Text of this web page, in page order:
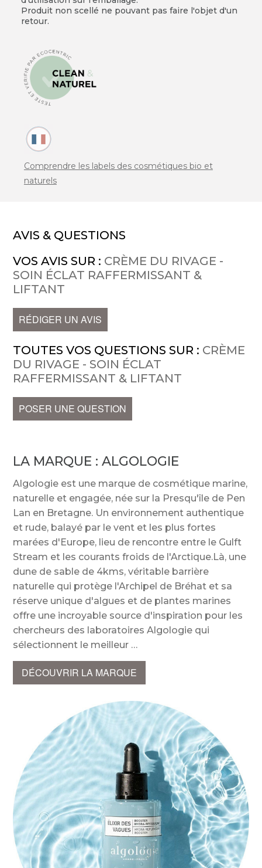
Produit non scellé ne pouvant pas faire l'objet d'un
retour.
Comprendre les labels des cosmétiques bio et
naturels
AVIS & QUESTIONS
VOS AVIS SUR : CRÈME DU RIVAGE -
SOIN ÉCLAT RAFFERMISSANT &
LIFTANT
RÉDIGER UN AVIS
TOUTES VOS QUESTIONS SUR : CRÈME
DU RIVAGE - SOIN ÉCLAT
RAFFERMISSANT & LIFTANT
POSER UNE QUESTION
LA MARQUE :ALGOLOGIE
Algologie est une marque de cosmétique marine,
naturelle et engagée, née sur la Presqu'île de Pen
Lan en Bretagne. Un environnement authentique
et rude, balayé par le vent et les plus fortes
marées d'Europe, lieu de rencontre entre le Gulft
Stream et les courants froids de l'Arctique.Là, une
dune de sable de 4kms, véritable barrière
naturelle qui protège l'Archipel de Bréhat et sa
réserve unique d'algues et de plantes marines
offre une incroyable source d'inspiration pour les
chercheurs des laboratoires Algologie qui
sélectionnent le meilleur
DÉCOUVRIR LA MARQUE